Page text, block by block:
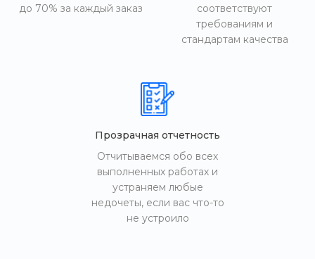
до 70% за каждый заказ
соответствуют
требованиям и
стандартам качества
Прозрачная отчетность
Отчитываемся обо всех
выполненных работах и
устраняем любые
недочеты, если вас что-то
не устроило